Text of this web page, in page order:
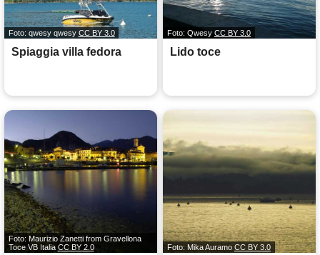
Foto: qwesy qwesy CC BY 3.0
Spiaggia villa fedora
Foto: Qwesy CC BY 3.0
Lido toce
Foto: Maurizio Zanetti from Gravellona
Toce VB Italia CC BY 2.0 Foto: Mika Auramo CC BY 3.0